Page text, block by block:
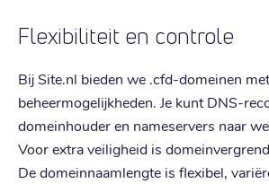
Flexibiliteit en controle
Bij Site.nl bieden we .cfd-domeinen
beheermogelijkheden. Je kunt DNS-
domeinhouder en nameservers naar
Voor extra veiligheid is
De domeinnaamlengte is flexibel,